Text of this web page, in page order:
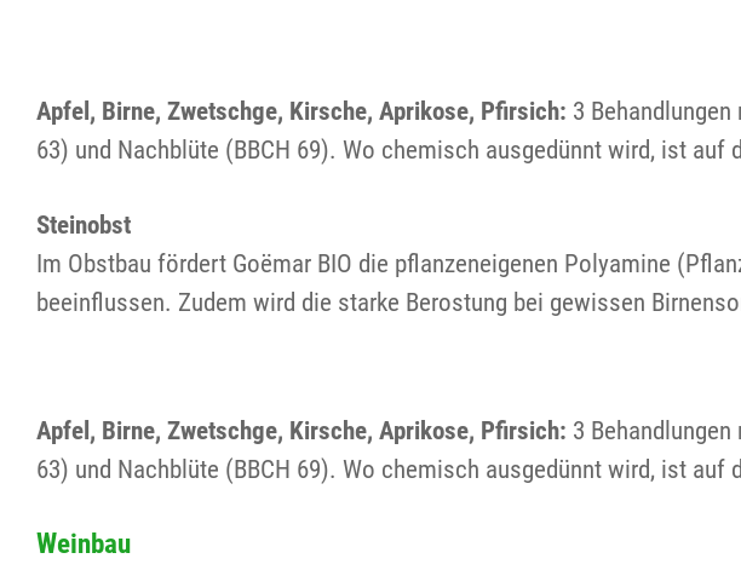
Apfel, Birne, Zwetschge, Kirsche, Aprikose, Pfirsich: 3
63) und Nachblüte (BBCH 69). Wo chemisch ausgedünnt wird, ist auf
Steinobst
Im Obstbau fördert Goëmar BIO die pflanzeneigenen Polyamine
beeinflussen. Zudem wird die starke Berostung bei gewissen
Apfel, Birne, Zwetschge, Kirsche, Aprikose, Pfirsich: 3
63) und Nachblüte (BBCH 69). Wo chemisch ausgedünnt wird, ist auf
Weinbau